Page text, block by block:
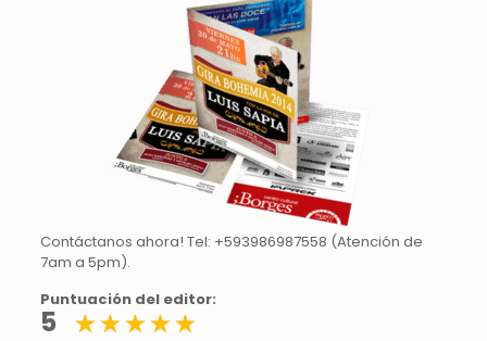
Contáctanos ahora! Tel: +593986987558 (Atención de
7am a 5pm).
Puntuación del editor:
5